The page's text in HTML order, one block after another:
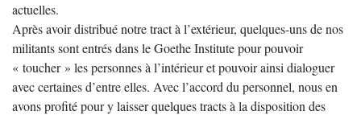
actuelles.
Après avoir distribué notre tract à l’extérieur, quelques-uns de nos
militants sont entrés dans le Goethe Institute pour pouvoir
« toucher » les personnes à l’intérieur et pouvoir ainsi dialoguer
avec certaines d’entre elles. Avec l’accord du personnel, nous en
avons profité pour y laisser quelques tracts à la disposition des